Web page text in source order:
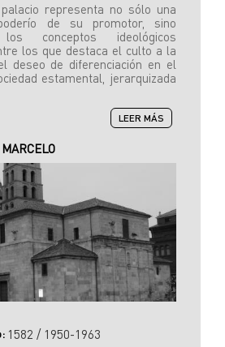
representa no sólo una
de su promotor, sino
conceptos ideológicos
los que destaca el culto a la
deseo de diferenciación en el
estamental, jerarquizada
LEER MÁS SOBRE
PALACIO
1582 / 1950-1963